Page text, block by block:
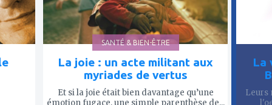
SANTÉ & BIEN-ÊTRE
La joie : un acte militant aux
myriades de vertus
Et si la joie était bien davantage qu’une
émotion fugace, une simple parenthèse de...
La
Leurs